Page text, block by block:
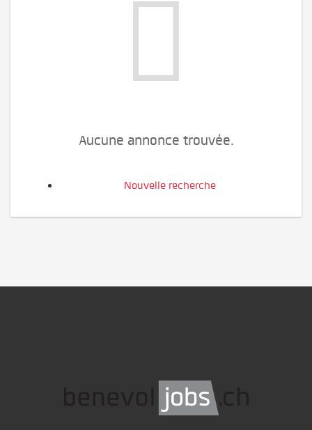
Aucune annonce trouvée.
Nouvelle recherche